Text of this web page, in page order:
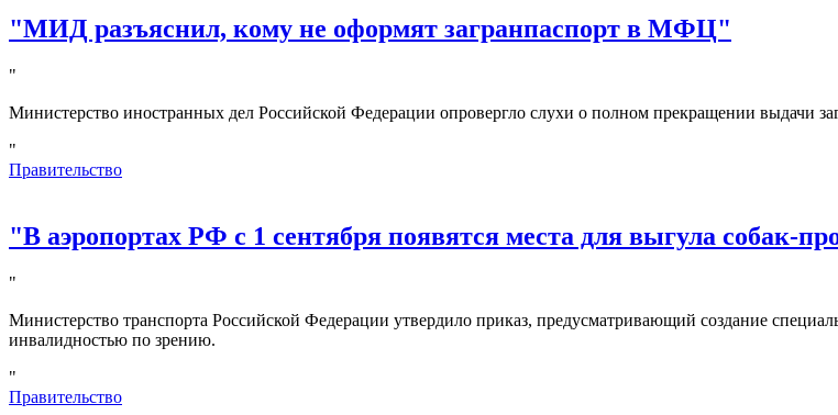
"МИД разъяснил, кому не оформят загранпаспорт в МФЦ"
"
Министерство иностранных дел Российской Федерации опровергло слухи о полном прекращении выдачи
"
Правительство
"В аэропортах РФ с 1 сентября появятся места для выгула собак-
"
Министерство транспорта Российской Федерации утвердило приказ, предусматривающий создание
инвалидностью по зрению.
"
Правительство